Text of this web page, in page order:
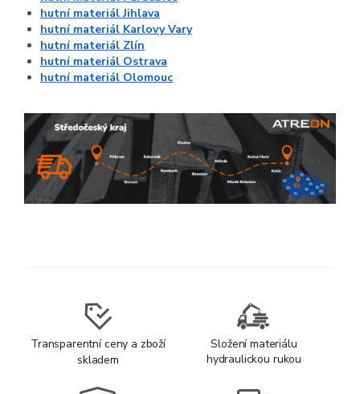
hutní materiál Jihlava
hutní materiál Karlovy Vary
hutní materiál Zlín
hutní materiál Ostrava
hutní materiál Olomouc
Transparentní ceny a zboží
skladem
Složení materiálu
hydraulickou rukou